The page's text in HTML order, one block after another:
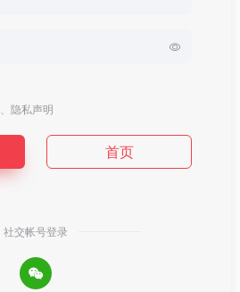
隐私声明
首页
社交帐号登录